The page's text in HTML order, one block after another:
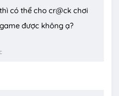
có thể cho cr@ck chơi
được không ạ?